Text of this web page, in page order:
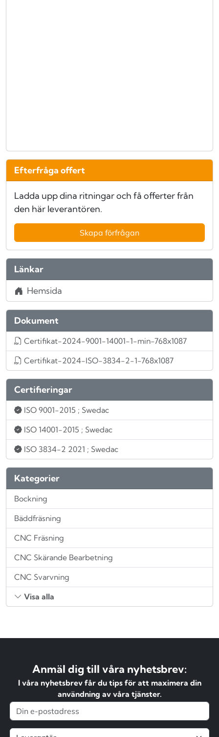
Efterfråga offert
Ladda upp dina ritningar och få offerter från
den här leverantören.
Skapa förfrågan
Länkar
Hemsida
Dokument
Certifikat-2024-9001-14001-1-min-768x1087
Certifikat-2024-ISO-3834-2-1-768x1087
Certifieringar
ISO 9001-2015 ; Swedac
ISO 14001-2015 ; Swedac
ISO 3834-2 2021 ; Swedac
Kategorier
Bockning
Bäddfräsning
CNC Fräsning
CNC Skärande Bearbetning
CNC Svarvning
Visa alla
Anmäl dig till våra nyhetsbrev:
I våra nyhetsbrev får du tips för att maximera din
användning av våra tjänster.